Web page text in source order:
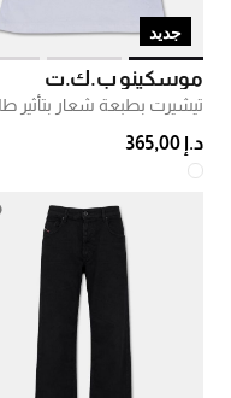
جديد
موسكينو ب.ك.ت
تيشيرت بطبعة شعار بتأثير
د.إ 365,00